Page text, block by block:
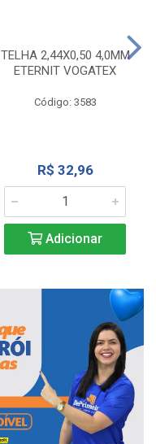
TELHA 2,44X0,50 4,0MM
ETERNIT VOGATEX
Código: 3583
R$ 32,96
Adicionar